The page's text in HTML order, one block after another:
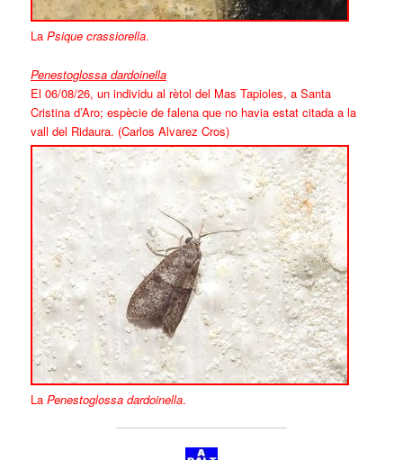
LaPsique crassiorella.
Penestoglossa dardoinella
El 06/08/26, un individu al rètol del Mas Tapioles, a Santa
Cristina d’Aro; espècie de falena que no havia estat citada a la
vall del Ridaura. (Carlos Alvarez Cros)
LaPenestoglossa dardoinella.